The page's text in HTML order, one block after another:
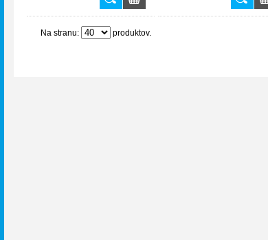
Na stranu: produktov.